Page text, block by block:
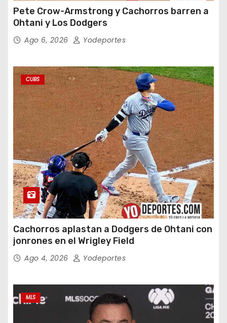
Pete Crow-Armstrong y Cachorros barren a
Ohtani y Los Dodgers
Ago 6, 2026 Yodeportes
CUBS
Cachorros aplastan a Dodgers de Ohtani con
jonrones en el Wrigley Field
Ago 4, 2026 Yodeportes
MLS